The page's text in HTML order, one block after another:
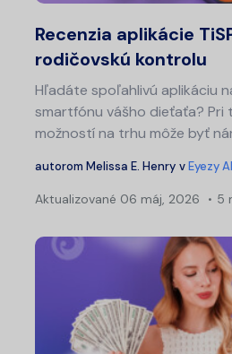
Recenzia aplikácie
rodičovskú kontrolu
Hľadáte spoľahlivú aplikáciu
smartfónu vášho dieťaťa? Pri
možností na trhu môže byť
autorom Melissa E. Henry vEyezy
Aktualizované 06 máj, 2026 5